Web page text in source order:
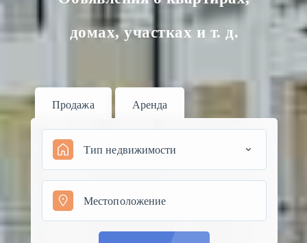
домах, участках и т. д.
Продажа Аренда
Тип недвижимости